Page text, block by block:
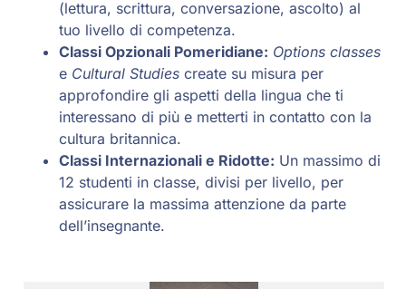
(lettura, scrittura, conversazione, ascolto) al
tuo livello di competenza.
Classi Opzionali Pomeridiane: Options classes
e Cultural Studies create su misura per
approfondire gli aspetti della lingua che ti
interessano di più e metterti in contatto con la
cultura britannica.
Classi Internazionali e Ridotte: Un massimo di
12 studenti in classe, divisi per livello, per
assicurare la massima attenzione da parte
dell’insegnante.